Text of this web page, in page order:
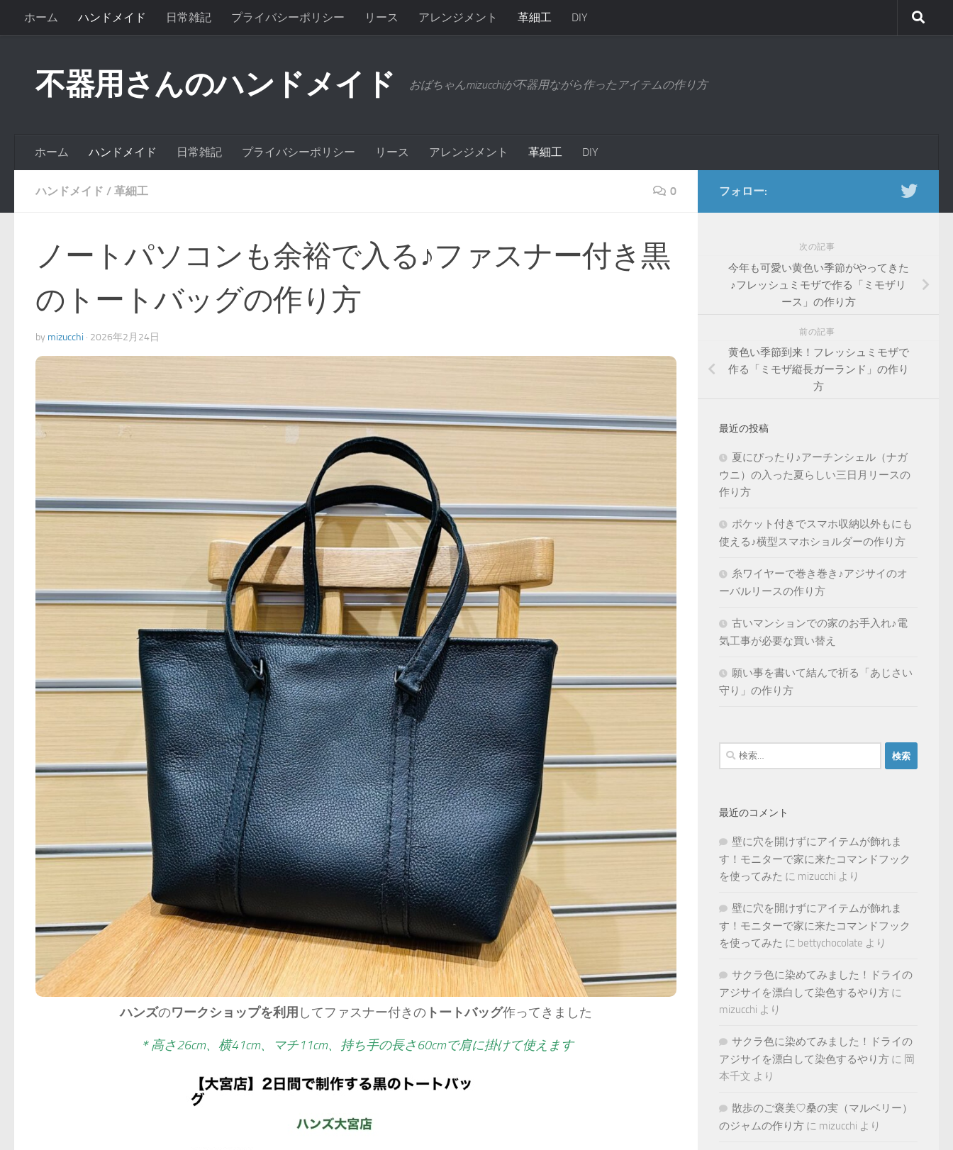
ホーム ハンドメイド 日常雑記 プライバシーポリシー リース アレンジメント 革細工 DIY
不器用さんのハンドメイド おばちゃんmizucchiが不器用ながら作ったアイテムの作り方
ホーム ハンドメイド 日常雑記 プライバシーポリシー リース アレンジメント 革細工 DIY
ハンドメイド / 革細工 0
ノートパソコンも余裕で入る♪ファスナー付き黒
のトートバッグの作り方
by mizucchi · 2026年2月24日
ハンズのワークショップを利用 してファスナー付きの トートバッグ作ってきました
＊高さ26cm、横41cm、マチ11cm、持ち手の長さ60cmで肩に掛けて使えます
フォロー:
次の記事
今年も可愛い黄色い季節がやってきた
♪フレッシュミモザで作る「ミモザリ
ース」の作り方
前の記事
黄色い季節到来！フレッシュミモザで
作る「ミモザ縦長ガーランド」の作り
方
最近の投稿
夏にぴったり♪アーチンシェル（ナガ
ウニ）の入った夏らしい三日月リースの
作り方
ポケット付きでスマホ収納以外もにも
使える♪横型スマホショルダーの作り方
糸ワイヤーで巻き巻き♪アジサイのオ
ーバルリースの作り方
古いマンションでの家のお手入れ♪電
気工事が必要な買い替え
願い事を書いて結んで祈る「あじさい
守り」の作り方
検
索:
最近のコメント
壁に穴を開けずにアイテムが飾れま
す！モニターで家に来たコマンドフック
を使ってみた に mizucchi より
壁に穴を開けずにアイテムが飾れま
す！モニターで家に来たコマンドフック
を使ってみた に bettychocolate より
サクラ色に染めてみました！ドライの
アジサイを漂白して染色するやり方 に
mizucchi より
サクラ色に染めてみました！ドライの
アジサイを漂白して染色するやり方 に 岡
本千文 より
散歩のご褒美♡桑の実（マルベリー）
のジャムの作り方 に mizucchi より